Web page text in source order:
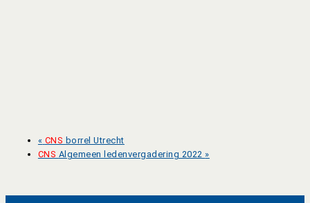
« CNS borrel Utrecht
CNS Algemeen ledenvergadering 2022»